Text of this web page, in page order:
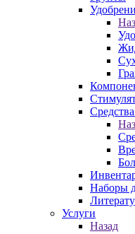
Наборы
Услуги
Назад